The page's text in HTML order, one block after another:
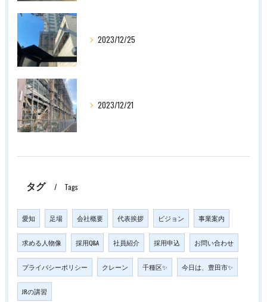
2023/12/25
2023/12/21
タグ Tags
愛知 足場 会社概要 代表挨拶 ビジョン 事業案内
求める人物像 採用Q&A 社員紹介 採用申込 お問い合わせ
プライバシーポリシー クレーン 千種区✨ 今日は、豊田市✨
JRの講習